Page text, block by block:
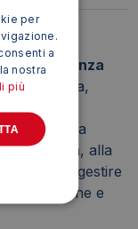
pratica,
in ufficio, a
elevata, alla
di gestire
l'ordine e
per
a
nostra
più